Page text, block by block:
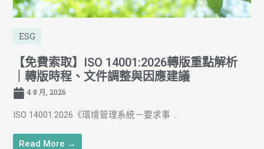
ESG
【免費索取】ISO 14001:2026轉版重點解析
｜轉版時程、文件調整與因應建議
4 8 月, 2026
ISO 14001:2026《環境管理系統－要求事 ...
Read More →